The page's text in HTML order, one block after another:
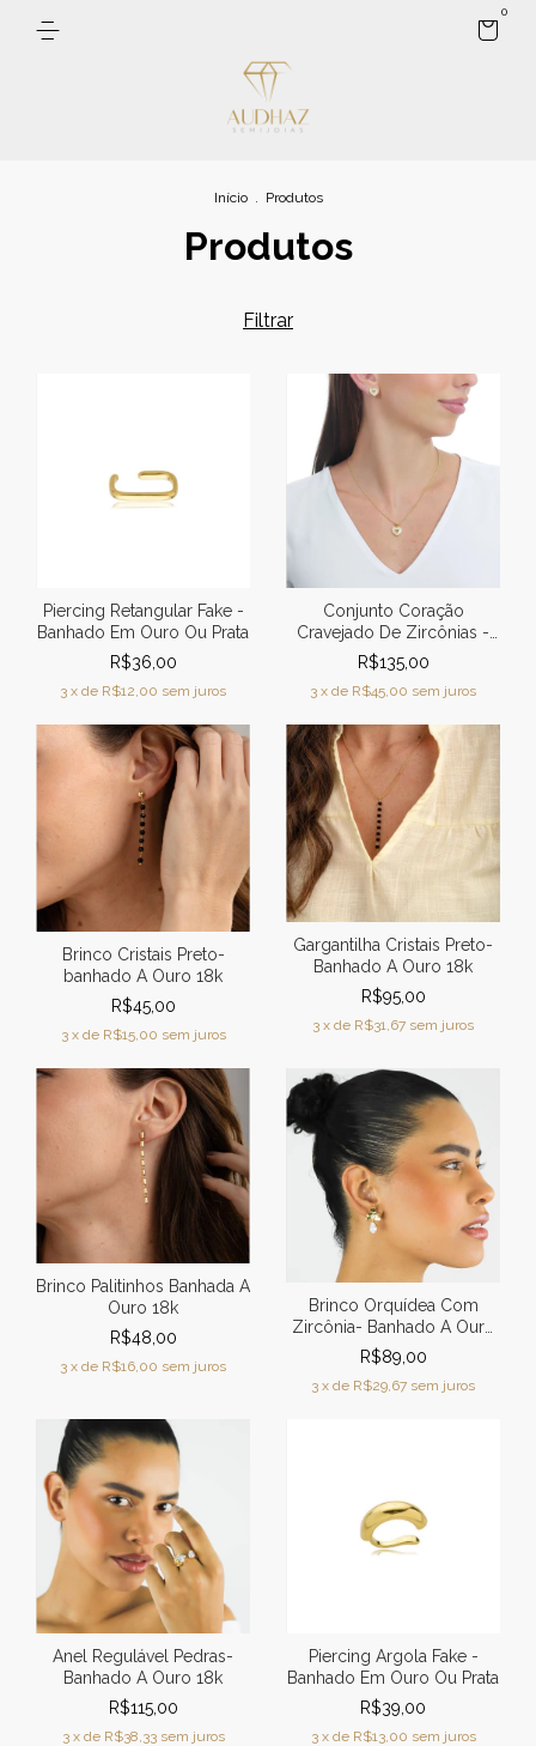
0
Início . Produtos
Produtos
Filtrar
Piercing Retangular Fake -
Banhado Em Ouro Ou Prata
R$36,00
3 x de R$12,00 sem juros
Conjunto Coração
Cravejado De Zircônias -
Banhado A Ouro 18k
R$135,00
3 x de R$45,00 sem juros
Brinco Cristais Preto-
banhado A Ouro 18k
R$45,00
3 x de R$15,00 sem juros
Gargantilha Cristais Preto-
Banhado A Ouro 18k
R$95,00
3 x de R$31,67 sem juros
Brinco Palitinhos Banhada A
Ouro 18k
R$48,00
3 x de R$16,00 sem juros
Brinco Orquídea Com
Zircônia- Banhado A Ouro
18k
R$89,00
3 x de R$29,67 sem juros
Anel Regulável Pedras-
Banhado A Ouro 18k
R$115,00
3 x de R$38,33 sem juros
Piercing Argola Fake -
Banhado Em Ouro Ou Prata
R$39,00
3 x de R$13,00 sem juros